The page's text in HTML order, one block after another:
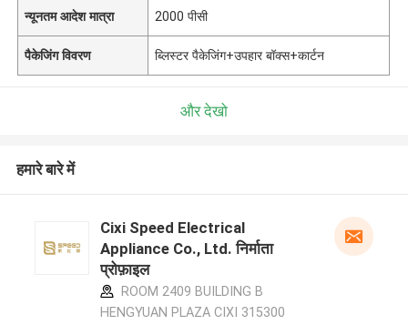
न्यूनतम आदेश मात्रा 2000 पीसी
पैकेजिंग विवरण ब्लिस्टर पैकेजिंग+उपहार बॉक्स+कार्टन
और देखो
हमारे बारे में
Cixi Speed Electrical
Appliance Co., Ltd. निर्माता
प्रोफ़ाइल
ROOM 2409 BUILDING B
HENGYUAN PLAZA CIXI 315300